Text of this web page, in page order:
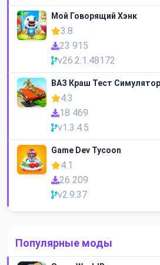
Мой Говорящий Хэнк
3.8
23 915
v26.2.1.48172
ВАЗ Краш Тест
4.3
18 469
v1.3.4.5
Game Dev Tycoon
4.1
26 209
v2.9.37
Популярные моды